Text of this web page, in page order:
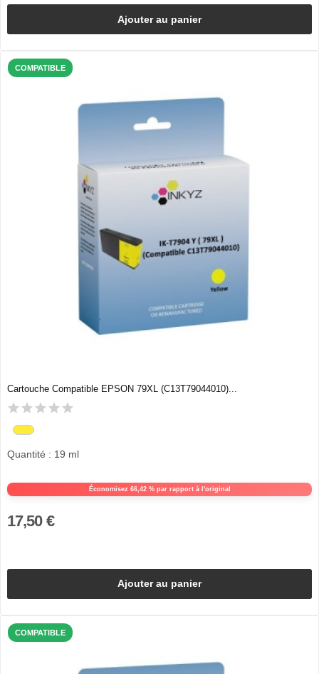
Ajouter au panier
COMPATIBLE
Cartouche Compatible EPSON 79XL (C13T79044010)...
Économisez 66,42 % par rapport à l'original
Quantité : 19 ml
17,50 €
Ajouter au panier
COMPATIBLE